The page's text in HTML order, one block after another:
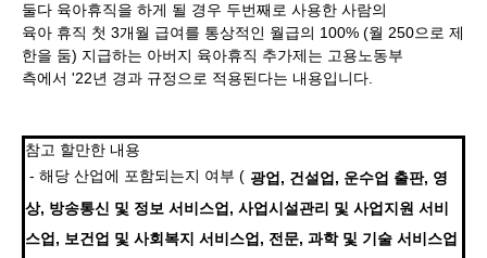
둘다 육아휴직을 하게 될 경우 두번째로 사용한 사람의
육아 휴직 첫 3개월 급여를 통상적인 월급의 100% (월 250으로 제
한을 둠) 지급하는 아버지 육아휴직 추가제는 고용노동부
측에서 '22년 경과 규정으로 적용된다는 내용입니다.
참고 할만한 내용
- 해당 산업에 포함되는지 여부 ( 광업, 건설업, 운수업 출판, 영
상, 방송통신 및 정보 서비스업, 사업시설관리 및 사업지원 서비
스업, 보건업 및 사회복지 서비스업, 전문, 과학 및 기술 서비스업